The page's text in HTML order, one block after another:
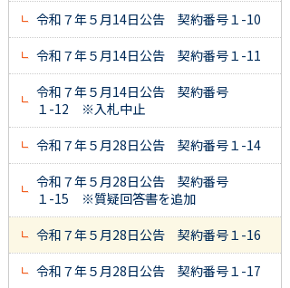
令和７年５月14日公告 契約番号１-10
令和７年５月14日公告 契約番号１-11
令和７年５月14日公告 契約番号
１-12 ※入札中止
令和７年５月28日公告 契約番号１-14
令和７年５月28日公告 契約番号
１-15 ※質疑回答書を追加
令和７年５月28日公告 契約番号１-16
令和７年５月28日公告 契約番号１-17